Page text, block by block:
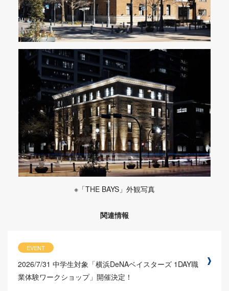
※「THE BAYS」外観写真
関連情報
EVENT
2026/7/31 中学生対象「横浜DeNAベイスターズ 1DAY職
業体験ワークショップ」開催決定！